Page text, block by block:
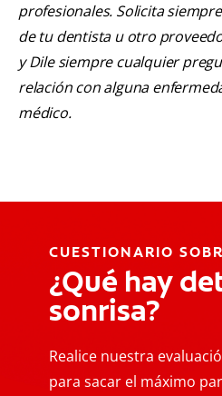
profesionales. Solicita
de tu dentista u otro
y Dile siempre cualquier
relación con alguna
médico.
CUESTIONARIO
¿Qué hay
sonrisa?
Realice nuestra
para sacar el máximo